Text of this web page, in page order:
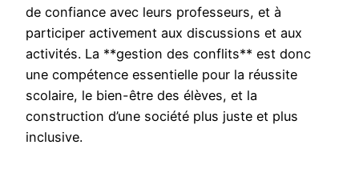
de confiance avec leurs professeurs, et à
participer activement aux discussions et aux
activités. La **gestion des conflits** est donc
une compétence essentielle pour la réussite
scolaire, le bien-être des élèves, et la
construction d’une société plus juste et plus
inclusive.